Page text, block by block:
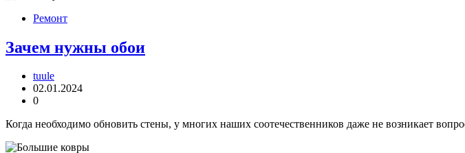
Ремонт
Зачем нужны обои
tuule
02.01.2024
0
Когда необходимо обновить стены, у многих наших соотечественников даже не возникает